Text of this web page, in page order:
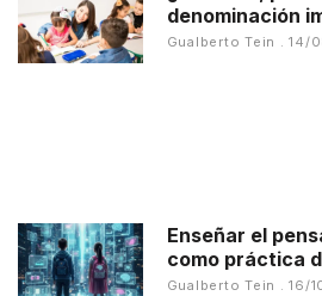
denominación
Gualberto Tein 14/
Enseñar el
como práctica
Gualberto Tein 16/